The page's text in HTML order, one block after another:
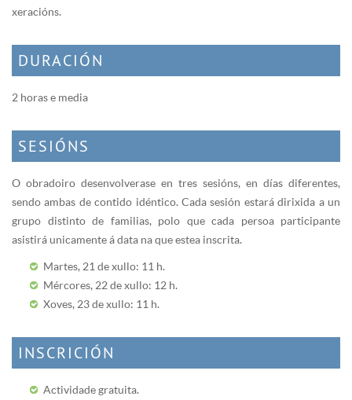
xeracións.
DURACIÓN
2 horas e media
SESIÓNS
O obradoiro desenvolverase en tres sesións, en días diferentes,
sendo ambas de contido idéntico. Cada sesión estará dirixida a un
grupo distinto de familias, polo que cada persoa participante
asistirá unicamente á data na que estea inscrita.
Martes, 21 de xullo: 11 h.
Mércores, 22 de xullo: 12 h.
Xoves, 23 de xullo: 11 h.
INSCRICIÓN
Actividade gratuita.